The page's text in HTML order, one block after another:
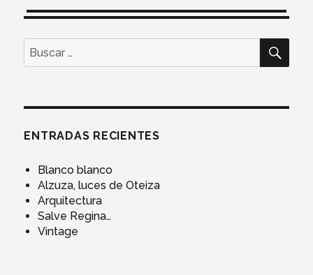
por:
ENTRADAS RECIENTES
Blanco blanco
Alzuza, luces de Oteiza
Arquitectura
Salve Regina…
Vintage